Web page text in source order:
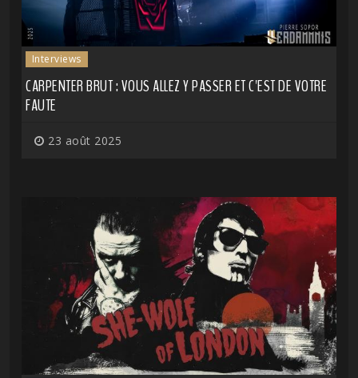
Interviews
CARPENTER BRUT : VOUS ALLEZ Y PASSER ET C'EST DE VOTRE
FAUTE
23 août 2025